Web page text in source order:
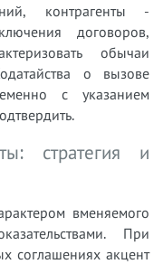
контрагенты -
договоров,
обычаи
о вызове
с указанием
стратегия и
вменяемого
При
соглашениях акцент